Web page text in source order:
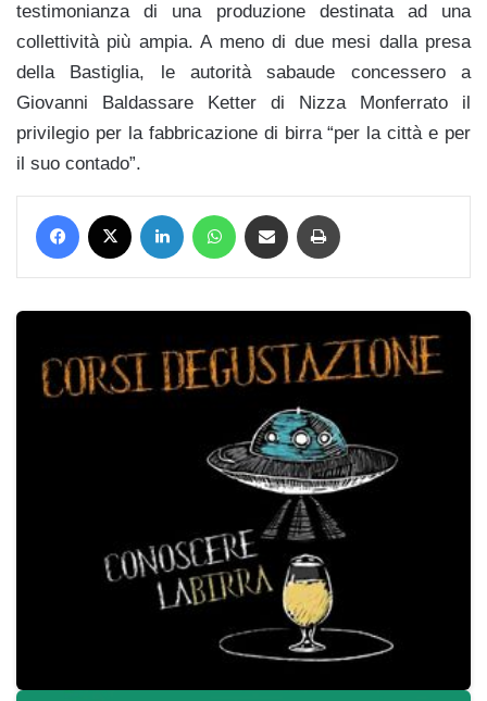
testimonianza di una produzione destinata ad una
collettività più ampia. A meno di due mesi dalla presa
della Bastiglia, le autorità sabaude concessero a
Giovanni Baldassare Ketter di Nizza Monferrato il
privilegio per la fabbricazione di birra “per la città e per
il suo contado”.
Facebook LinkedIn WhatsApp Condividi via mail